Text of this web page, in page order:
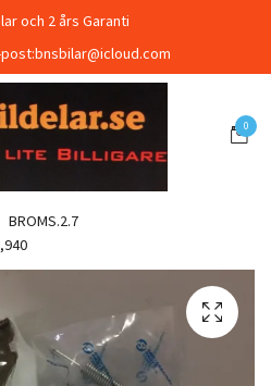
och 2 års Garanti
post:bnsbilar@icloud.com
0
BROMS.2.7